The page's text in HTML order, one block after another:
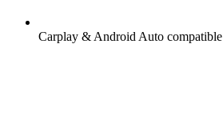
Carplay & Android Auto compatible